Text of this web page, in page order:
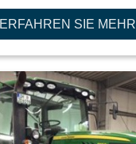
ERFAHREN SIE MEHR